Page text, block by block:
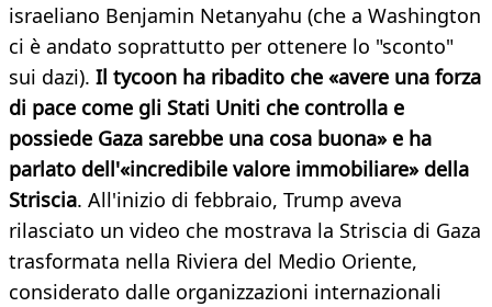
israeliano Benjamin Netanyahu (che a Washington
ci è andato soprattutto per ottenere lo "sconto"
sui dazi). Il tycoon ha ribadito che «avere una forza
di pace come gli Stati Uniti che controlla e
possiede Gaza sarebbe una cosa buona» e ha
parlato dell'«incredibile valore immobiliare» della
Striscia. All'inizio di febbraio, Trump aveva
rilasciato un video che mostrava la Striscia di Gaza
trasformata nella Riviera del Medio Oriente,
considerato dalle organizzazioni internazionali